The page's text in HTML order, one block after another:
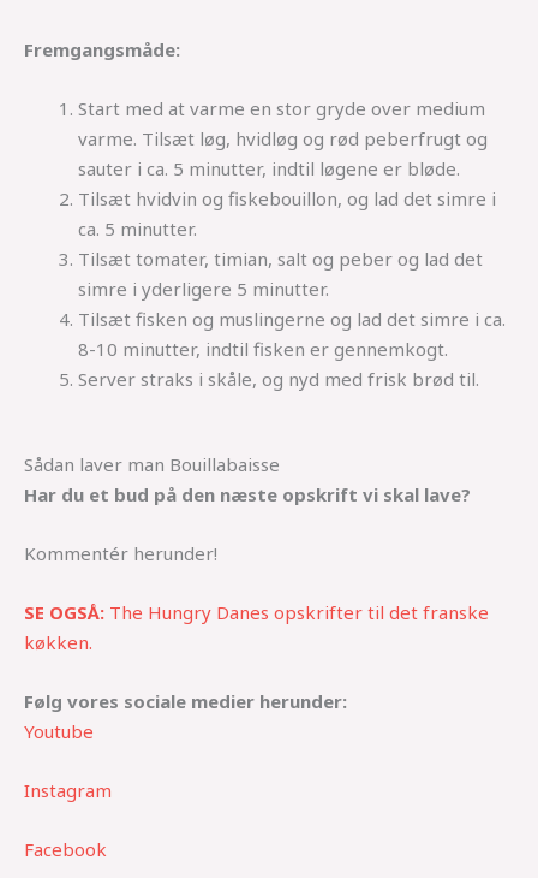
Fremgangsmåde:
Start med at varme en stor gryde over medium
varme. Tilsæt løg, hvidløg og rød peberfrugt og
sauter i ca. 5 minutter, indtil løgene er bløde.
Tilsæt hvidvin og fiskebouillon, og lad det simre i
ca. 5 minutter.
Tilsæt tomater, timian, salt og peber og lad det
simre i yderligere 5 minutter.
Tilsæt fisken og muslingerne og lad det simre i ca.
8-10 minutter, indtil fisken er gennemkogt.
Server straks i skåle, og nyd med frisk brød til.
Sådan laver man Bouillabaisse
Har du et bud på den næste opskrift vi skal lave?
Kommentér herunder!
SE OGSÅ: The Hungry Danes opskrifter til det franske
køkken.
Følg vores sociale medier herunder:
Youtube
Instagram
Facebook